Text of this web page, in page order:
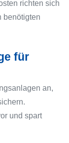
richten sich
benötigten
für
an,
und spart